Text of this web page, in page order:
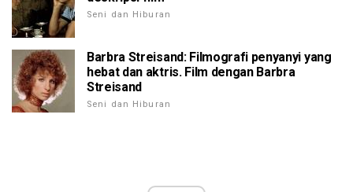
Seni dan Hiburan
Barbra Streisand: Filmografi penyanyi yang
hebat dan aktris. Film dengan Barbra
Streisand
Seni dan Hiburan